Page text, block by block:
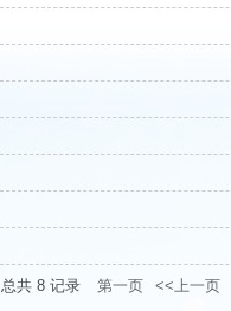
总共 8 记录 第一页 <<上一页